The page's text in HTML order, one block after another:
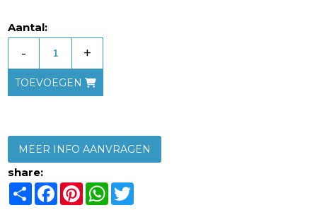
Aantal:
- +
TOEVOEGEN
MEER INFO AANVRAGEN
share:
ShareFacebook
PinterestWhatsApp